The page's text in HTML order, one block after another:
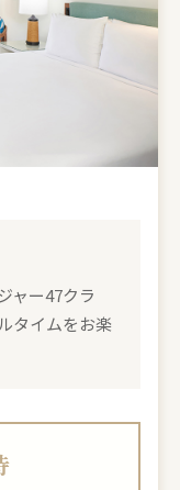
ャー47クラ
タイムをお楽